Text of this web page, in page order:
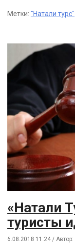
Метки: "Натали турс"
«Натали
туристы
6.08.2018 11:24 /